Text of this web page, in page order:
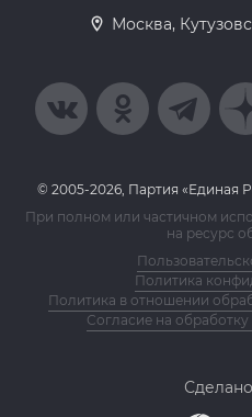
Москва,
© 2005-2026, Партия «Единая
При полном или частичном
на ресурс
Политика
Политика в отношении
Согласие на